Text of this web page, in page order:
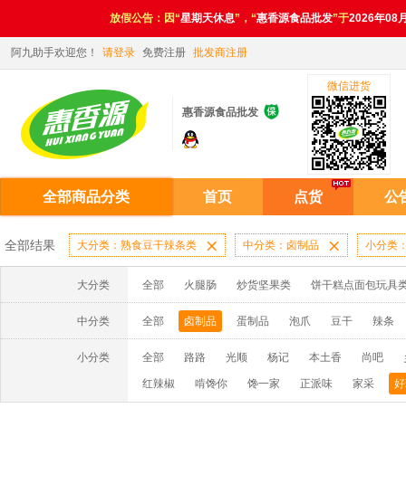
放假公告：因“星期天休息”，“惠香源食品批发”于2026年08
阿九助手欢迎您！ 请登录 免费注册 批发商注册
惠香源食品批发 
微信进货
全部商品分类 首页 点货 公
全部结果 大分类：熟食豆干辣条类  中分类：卤制品  小分类
大分类 全部 火腿肠 炒货坚果类 饼干糕点面包玩具
中分类 全部 卤制品 蛋制品 泡爪 豆干 辣条
小分类 全部 路路 光顺 杨记 本土香 尚吧
红辣椒 啃馋你 馋一家 正派味 家采